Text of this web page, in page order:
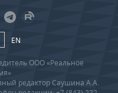
EN
ООО «Реальное
редактор Саушина А.А.